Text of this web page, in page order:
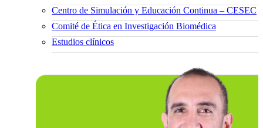
Centro de Simulación y Educación Continua – CESEC
Comité de Ética en Investigación Biomédica
Estudios clínicos